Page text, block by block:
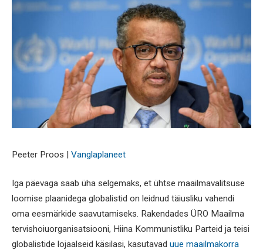
Peeter Proos | Vanglaplaneet
Iga päevaga saab üha selgemaks, et ühtse maailmavalitsuse
loomise plaanidega globalistid on leidnud täiusliku vahendi
oma eesmärkide saavutamiseks. Rakendades ÜRO Maailma
tervishoiuorganisatsiooni, Hiina Kommunistliku Parteid ja teisi
globalistide lojaalseid käsilasi, kasutavad uue maailmakorra